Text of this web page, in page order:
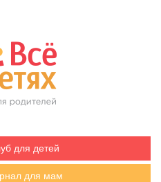
для детей
для мам